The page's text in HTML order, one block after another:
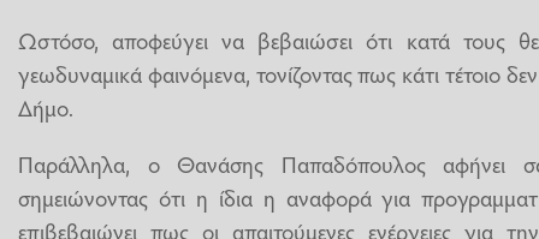
Ωστόσο, αποφεύγει να βεβαιώσει ότι κατά τους
γεωδυναμικά φαινόμενα, τονίζοντας πως κάτι τέτοιο
Δήμο.
Παράλληλα, ο Θανάσης Παπαδόπουλος αφήνει
σημειώνοντας ότι η ίδια η αναφορά για
επιβεβαιώνει πως οι απαιτούμενες ενέργειες για